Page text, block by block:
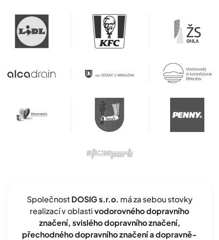
SpolečnostDOSIG s.r.o. má za sebou stovky
realizací v oblastivodorovného dopravního
značení, svislého dopravního značení,
přechodného dopravního značení a dopravně-